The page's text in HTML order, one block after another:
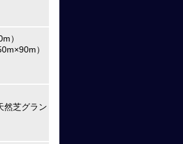
）
）
然芝グラン